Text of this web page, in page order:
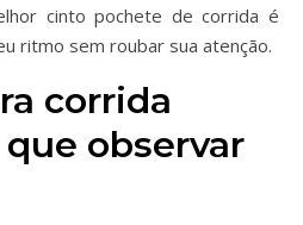
cinto pochete de corrida é
ritmo sem roubar sua atenção.
corrida
observar